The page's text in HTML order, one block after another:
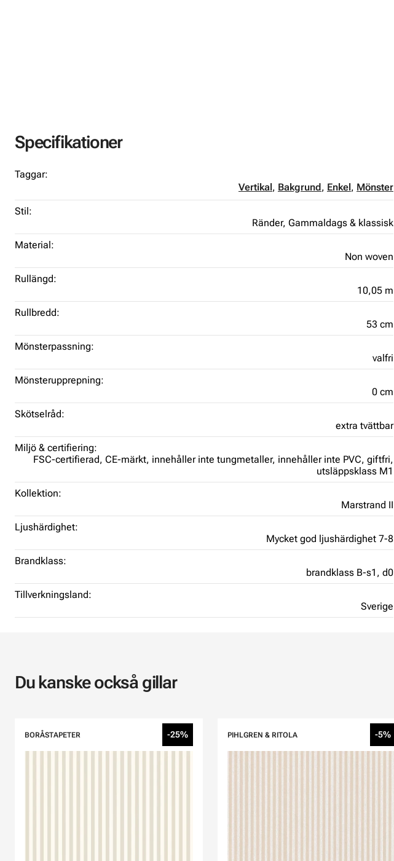
Specifikationer
Taggar:
Vertikal, Bakgrund, Enkel, Mönster
Stil:
Ränder, Gammaldags & klassisk
Material:
Non woven
Rullängd:
10,05 m
Rullbredd:
53 cm
Mönsterpassning:
valfri
Mönsterupprepning:
0 cm
Skötselråd:
extra tvättbar
Miljö & certifiering:
FSC-certifierad, CE-märkt, innehåller inte tungmetaller, innehåller inte PVC, giftfri,
utsläppsklass M1
Kollektion:
Marstrand II
Ljushärdighet:
Mycket god ljushärdighet 7-8
Brandklass:
brandklass B-s1, d0
Tillverkningsland:
Sverige
Du kanske också gillar
BORÅSTAPETER -25% PIHLGREN & RITOLA -5%